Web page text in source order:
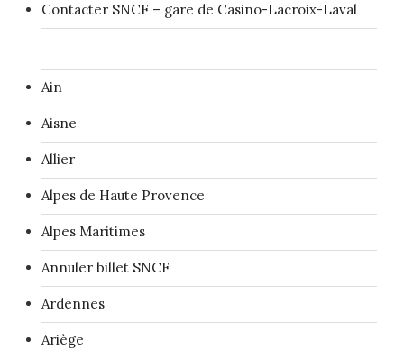
Contacter SNCF – gare de Casino-Lacroix-Laval
Ain
Aisne
Allier
Alpes de Haute Provence
Alpes Maritimes
Annuler billet SNCF
Ardennes
Ariège